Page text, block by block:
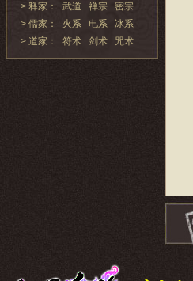
> 释家： 武道 禅宗
密宗
> 儒家：
火系 电系
冰系
> 道家：
符术 剑术 咒术